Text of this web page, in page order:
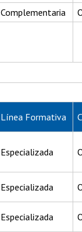
Complementaria
Línea Formativa
Especializada
Especializada
Especializada